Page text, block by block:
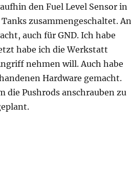
den Fuel Level Sensor in
zusammengeschaltet. An
auch für GND. Ich habe
habe ich die Werkstatt
nehmen will. Auch habe
Hardware gemacht.
die Pushrods anschrauben zu